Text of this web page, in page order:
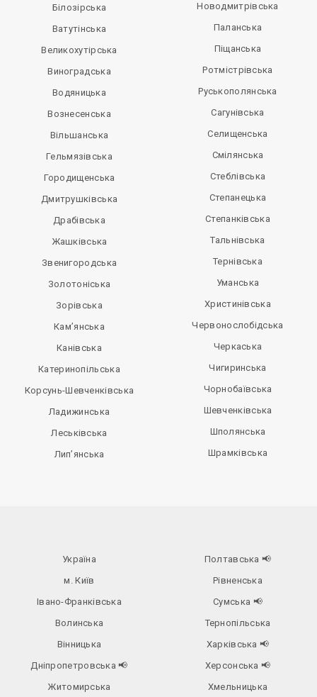
Білозірська
Ватутінська
Великохутірська
Виноградська
Водяницька
Вознесенська
Вільшанська
Гельмязівська
Городищенська
Дмитрушківська
Драбівська
Жашківська
Звенигородська
Золотоніська
Зорівська
Кам’янська
Канівська
Катеринопільська
Корсунь-Шевченківська
Ладижинська
Леськівська
Лип’янська
Новодмитрівська
Паланська
Піщанська
Ротмістрівська
Руськополянська
Сагунівська
Селищенська
Смілянська
Стеблівська
Степанецька
Степанківська
Тальнівська
Тернівська
Уманська
Христинівська
Червонослобідська
Черкаська
Чигиринська
Чорнобаївська
Шевченківська
Шполянська
Шрамківська
Україна
м. Київ
Івано-Франківська
Волинська
Вінницька
Дніпропетровська📢
Житомирська
Полтавська 📢
Рівненська
Сумська 📢
Тернопільська
Харківська 📢
Херсонська 📢
Хмельницька